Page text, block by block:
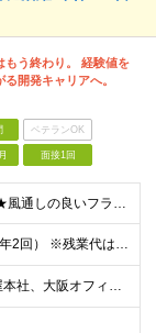
もう終わり。 経験値を
開発キャリアへ。
ベテランOK
面接1回
＼20代・30代が活躍中！／ ★風通しの良いフラットな社風★経験を活かして次のステップへ！ ■高卒以上 ■何らかの開発経験がある方（年数不問） ※実務経験2～3年程度の方は特に歓迎します！ 《こん
月給25万円～50万円+賞与（年2回） ※残業代は全額別途支給 ※経験や能力により、前給考慮の上、加給・優遇 ※試用期間6ヶ月あり。期間中は契約社員雇用（給与・待遇の差異なし、6ヶ月後の正社員登用の
★夜勤なし★転勤なし 名古屋本社、大阪オフィス、あるいはお客様先での勤務となります。 《お客様先勤務地》 名古屋市内、及び、名古屋市近郊 大阪市内、京都、兵庫など 【名古屋本社】 愛知県名古屋市中